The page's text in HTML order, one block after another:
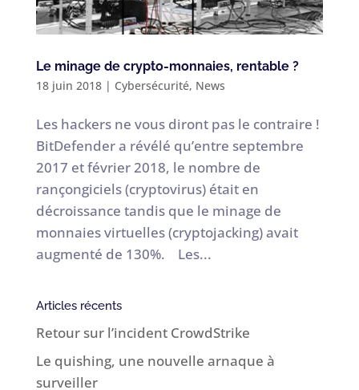
Le minage de crypto-monnaies, rentable ?
18 juin 2018| Cybersécurité, News
Les hackers ne vous diront pas le contraire !
BitDefender a révélé qu’entre septembre
2017 et février 2018, le nombre de
rançongiciels (cryptovirus) était en
décroissance tandis que le minage de
monnaies virtuelles (cryptojacking) avait
augmenté de 130%. Les...
Articles récents
Retour sur l’incident CrowdStrike
Le quishing, une nouvelle arnaque à
surveiller